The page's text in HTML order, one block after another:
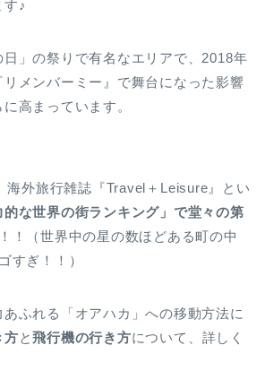
す♪
」の祭りで有名なエリアで、2018年
メンバーミー』で舞台になった影響
高まっています。
海外旅行雑誌『Travel＋Leisure』とい
的な世界の街ランキング」で堂々の第
！（世界中の星の数ほどある町の中
すぎ！！）
ふれる「オアハカ」への移動方法に
方と飛行機の行き方について、詳しく